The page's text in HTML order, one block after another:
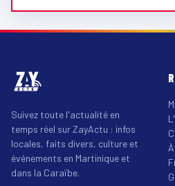
Suivez toute l'actualité en
temps réel sur ZayActu : infos
locales, faits divers, culture et
événements en Martinique et
dans la Caraïbe.